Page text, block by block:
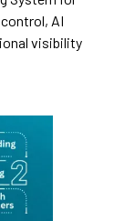
AI
visibility.